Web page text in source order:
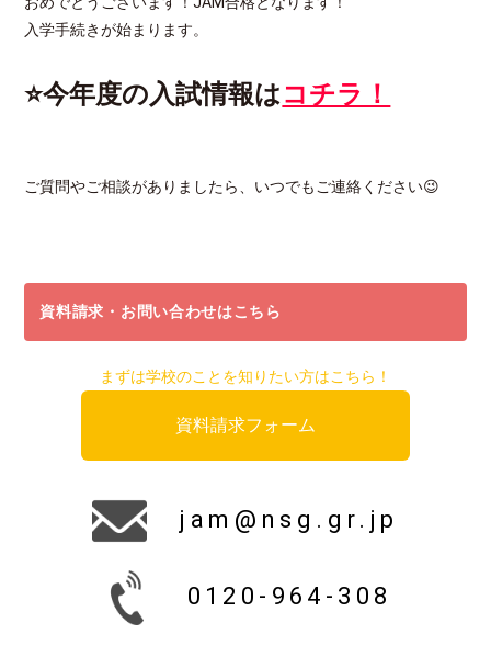
入学手続きが始まります。
⭐今年度の入試情報はコチラ！
ご質問やご相談がありましたら、いつでもご連絡ください😉
資料請求・お問い合わせはこちら
まずは学校のことを知りたい方はこちら！
資料請求フォーム
jam@nsg.gr.jp
0120-964-308